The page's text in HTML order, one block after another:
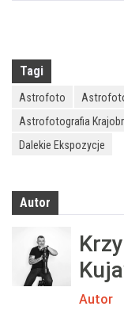
Tagi
Astrofoto
Astrofotografia
Dalekie Ekspozycje
Autor
Autor